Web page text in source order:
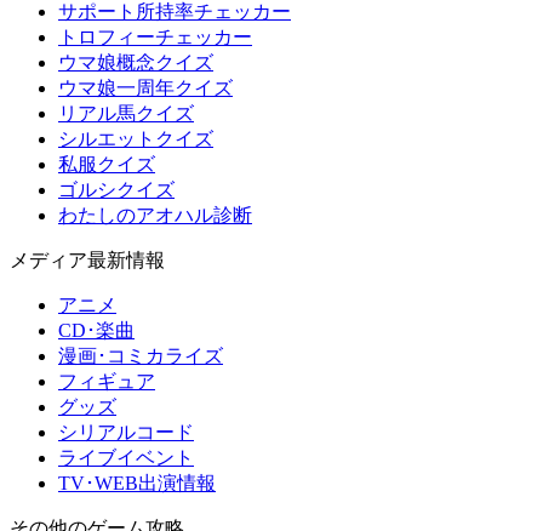
サポート所持率チェッカー
トロフィーチェッカー
ウマ娘概念クイズ
ウマ娘一周年クイズ
リアル馬クイズ
シルエットクイズ
私服クイズ
ゴルシクイズ
わたしのアオハル診断
メディア最新情報
アニメ
CD･楽曲
漫画･コミカライズ
フィギュア
グッズ
シリアルコード
ライブイベント
TV･WEB出演情報